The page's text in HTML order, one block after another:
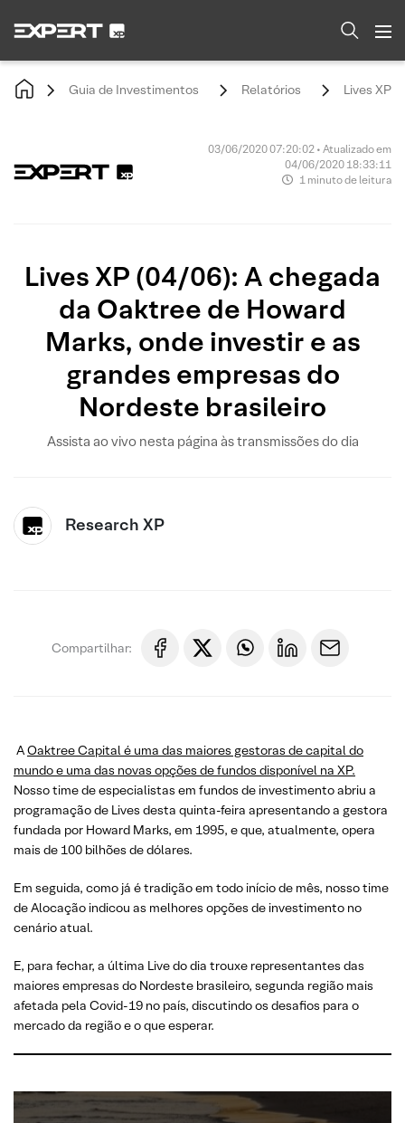
Guia de Investimentos Relatórios Lives XP
03/06/2020 07:20:02 • Atualizado em
04/06/2020 18:33:11
1 minuto de leitura
Lives XP (04/06): A chegada
da Oaktree de Howard
Marks, onde investir e as
grandes empresas do
Nordeste brasileiro
Assista ao vivo nesta página às transmissões do dia
Research XP
Compartilhar:
AOaktree Capital é uma das maiores gestoras de capital do
mundo e uma das novas opções de fundos disponível na XP.
Nosso time de especialistas em fundos de investimento abriu a
programação de Lives desta quinta-feira apresentando a gestora
fundada por Howard Marks, em 1995, e que, atualmente, opera
mais de 100 bilhões de dólares.
Em seguida, como já é tradição em todo início de mês, nosso time
de Alocação indicou as melhores opções de investimento no
cenário atual.
E, para fechar, a última Live do dia trouxe representantes das
maiores empresas do Nordeste brasileiro, segunda região mais
afetada pela Covid-19 no país, discutindo os desafios para o
mercado da região e o que esperar.